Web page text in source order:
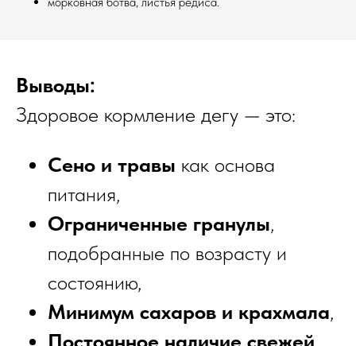
Выводы:
Здоровое кормление дегу — это:
Сено и травы как основа
питания,
Ограниченные гранулы,
подобранные по возрасту и
состоянию,
Минимум сахаров и крахмала,
Постоянное наличие свежей